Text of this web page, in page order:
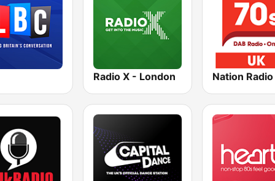
Radio X - London Nation